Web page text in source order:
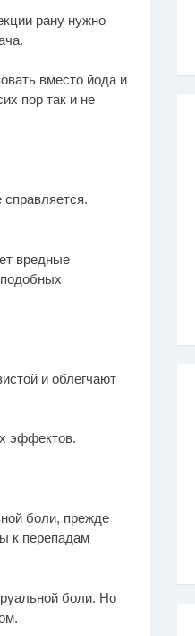
рану нужно
вместо йода и
пор так и не
вредные
и облегчают
эффектов.
боли, прежде
к перепадам
боли. Но